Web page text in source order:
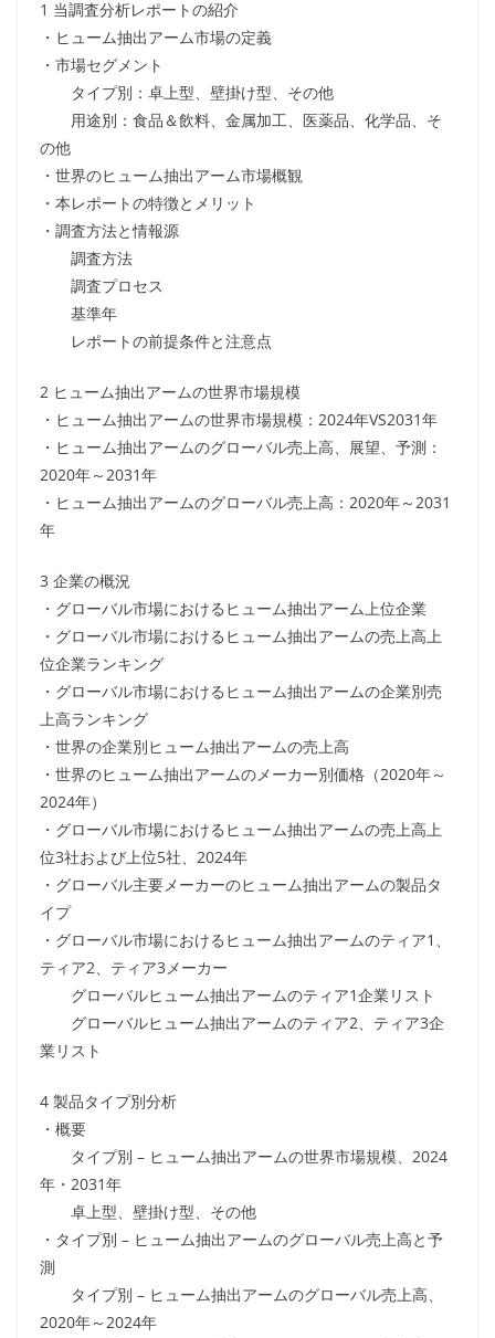
1 当調査分析レポートの紹介
・ヒューム抽出アーム市場の定義
・市場セグメント
タイプ別：卓上型、壁掛け型、その他
用途別：食品＆飲料、金属加工、医薬品、化学品、そ
の他
・世界のヒューム抽出アーム市場概観
・本レポートの特徴とメリット
・調査方法と情報源
調査方法
調査プロセス
基準年
レポートの前提条件と注意点
2 ヒューム抽出アームの世界市場規模
・ヒューム抽出アームの世界市場規模：2024年VS2031年
・ヒューム抽出アームのグローバル売上高、展望、予測：
2020年～2031年
・ヒューム抽出アームのグローバル売上高：2020年～2031
年
3 企業の概況
・グローバル市場におけるヒューム抽出アーム上位企業
・グローバル市場におけるヒューム抽出アームの売上高上
位企業ランキング
・グローバル市場におけるヒューム抽出アームの企業別売
上高ランキング
・世界の企業別ヒューム抽出アームの売上高
・世界のヒューム抽出アームのメーカー別価格（2020年～
2024年）
・グローバル市場におけるヒューム抽出アームの売上高上
位3社および上位5社、2024年
・グローバル主要メーカーのヒューム抽出アームの製品タ
イプ
・グローバル市場におけるヒューム抽出アームのティア1、
ティア2、ティア3メーカー
グローバルヒューム抽出アームのティア1企業リスト
グローバルヒューム抽出アームのティア2、ティア3企
業リスト
4 製品タイプ別分析
・概要
タイプ別 – ヒューム抽出アームの世界市場規模、2024
年・2031年
卓上型、壁掛け型、その他
・タイプ別 – ヒューム抽出アームのグローバル売上高と予
測
タイプ別 – ヒューム抽出アームのグローバル売上高、
2020年～2024年